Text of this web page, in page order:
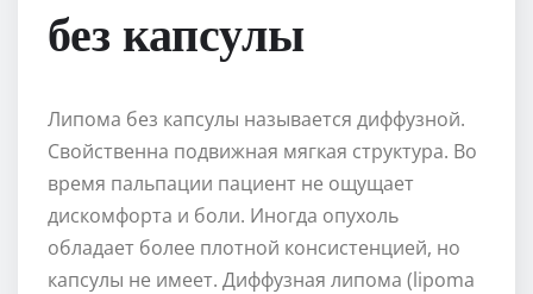
без капсулы
Липома без капсулы называется диффузной.
Свойственна подвижная мягкая структура. Во
время пальпации пациент не ощущает
дискомфорта и боли. Иногда опухоль
обладает более плотной консистенцией, но
капсулы не имеет. Диффузная липома (lipoma